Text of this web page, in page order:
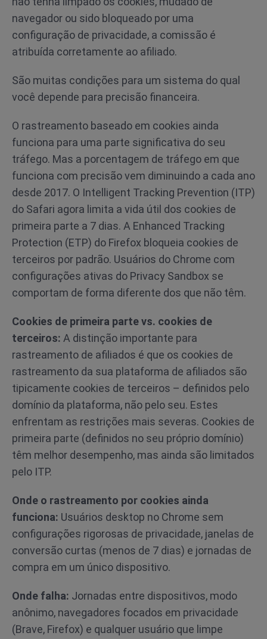
navegador ou sido bloqueado por uma
configuração de privacidade, a comissão é
atribuída corretamente ao afiliado.
São muitas condições para um sistema do qual
você depende para precisão financeira.
O rastreamento baseado em cookies ainda
funciona para uma parte significativa do seu
tráfego. Mas a porcentagem de tráfego em que
funciona com precisão vem diminuindo a cada ano
desde 2017. O Intelligent Tracking Prevention (ITP)
do Safari agora limita a vida útil dos cookies de
primeira parte a 7 dias. A Enhanced Tracking
Protection (ETP) do Firefox bloqueia cookies de
terceiros por padrão. Usuários do Chrome com
configurações ativas do Privacy Sandbox se
comportam de forma diferente dos que não têm.
Cookies de primeira parte vs. cookies de
terceiros: A distinção importante para
rastreamento de afiliados é que os cookies de
rastreamento da sua plataforma de afiliados são
tipicamente cookies de terceiros – definidos pelo
domínio da plataforma, não pelo seu. Estes
enfrentam as restrições mais severas. Cookies de
primeira parte (definidos no seu próprio domínio)
têm melhor desempenho, mas ainda são limitados
pelo ITP.
Onde o rastreamento por cookies ainda
funciona: Usuários desktop no Chrome sem
configurações rigorosas de privacidade, janelas de
conversão curtas (menos de 7 dias) e jornadas de
compra em um único dispositivo.
Onde falha: Jornadas entre dispositivos, modo
anônimo, navegadores focados em privacidade
(Brave, Firefox) e qualquer usuário que limpe